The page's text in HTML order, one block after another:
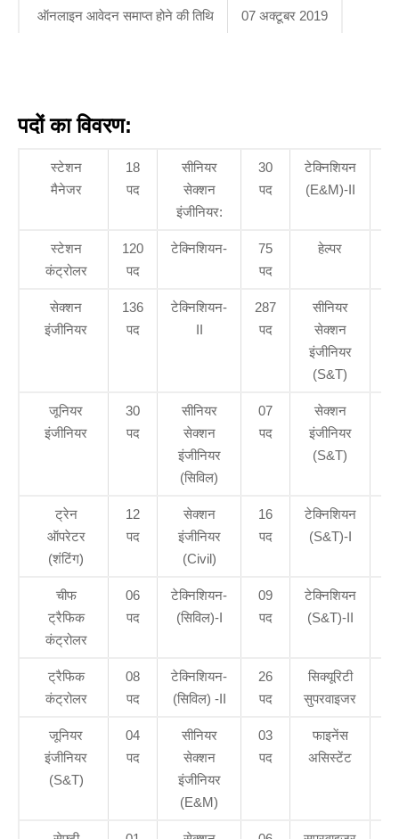
ऑनलाइन आवेदन समाप्त होने की तिथि 07 अक्टूबर 2019
पदों का विवरण:
स्टेशन
मैनेजर
18
पद
सीनियर
सेक्शन
इंजीनियर:
30
पद
टेक्निशियन
(E&M)-II
स्टेशन
कंट्रोलर
120
पद
टेक्निशियन-
75
पद
हेल्पर
सेक्शन
इंजीनियर
136
पद
टेक्निशियन-
II
287
पद
सीनियर
सेक्शन
इंजीनियर
(S&T)
जूनियर
इंजीनियर
30
पद
सीनियर
सेक्शन
इंजीनियर
(सिविल)
07
पद
सेक्शन
इंजीनियर
(S&T)
ट्रेन
ऑपरेटर
(शंटिंग)
12
पद
सेक्शन
इंजीनियर
(Civil)
16
पद
टेक्निशियन
(S&T)-I
चीफ
ट्रैफिक
कंट्रोलर
06
पद
टेक्निशियन-
(सिविल)-I
09
पद
टेक्निशियन
(S&T)-II
ट्रैफिक
कंट्रोलर
08
पद
टेक्निशियन-
(सिविल) -II
26
पद
सिक्यूरिटी
सुपरवाइजर
जूनियर
इंजीनियर
(S&T)
04
पद
सीनियर
सेक्शन
इंजीनियर
(E&M)
03
पद
फाइनेंस
असिस्टेंट